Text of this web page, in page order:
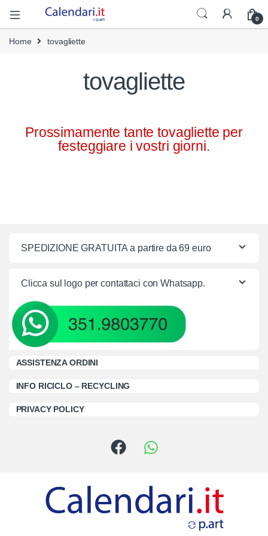
0
Home tovagliette
tovagliette
Prossimamente tante tovagliette per
festeggiare i vostri giorni.
SPEDIZIONE GRATUITA a partire da 69 euro
Clicca sul logo per contattaci con Whatsapp.
ASSISTENZA ORDINI
INFO RICICLO – RECYCLING
PRIVACY POLICY